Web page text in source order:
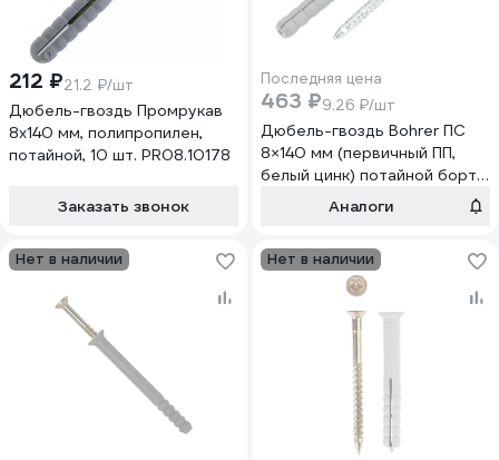
212 ₽21.2 ₽/шт
Дюбель-гвоздь Промрукав
8x140 мм, полипропилен,
потайной, 10 шт. PR08.10178
Заказать звонок
Последняя цена
463 ₽9.26 ₽/шт
Дюбель-гвоздь Bohrer ПС
8×140 мм (первичный ПП,
белый цинк) потайной борт
(50 шт) DGVG-PP-8/140-50
Аналоги
Нет в наличии Нет в наличии